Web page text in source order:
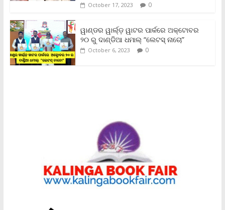
October 17, 2023 0
ୱାଣ୍ଡର ୱାର୍ଲ୍‌ଡ଼ ୱାଟର ପାର୍କରେ ଅକ୍ଟୋବର
୨୦ ରୁ ଦାଣ୍ଡିଆ ଧମାଲ୍ “ଲେଟସ୍ ନାଚୋ”
October 6, 2023 0